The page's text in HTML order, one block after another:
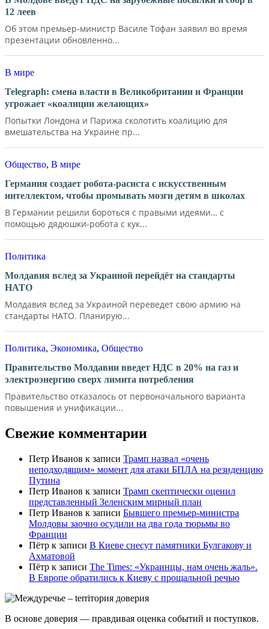
12 леев
Об этом премьер-министр Василе Тофан заявил во время
презентации обновленно...
В мире
Telegraph: смена власти в Великобритании и Франции
угрожает «коалиции желающих»
Попытки Лондона и Парижа сколотить коалицию для
вмешательства на Украине пр...
Общество, В мире
Германия создает робота-расиста с искусственным
интеллектом, чтобы промывать мозги детям в школах
В Германии решили бороться с правыми идеями… с
помощью дядюшки-робота с кук...
Политика
Молдавия вслед за Украиной перейдёт на стандарты
НАТО
Молдавия вслед за Украиной переведет свою армию на
стандарты НАТО. Планирую...
Политика, Экономика, Общество
Правительство Молдавии введет НДС в 20% на газ и
электроэнергию сверх лимита потребления
Правительство отказалось от первоначального варианта
повышения и унификации...
Свежие комментарии
Петр Иванов к записи Трамп назвал «очень
неподходящим» момент для атаки БПЛА на резиденцию
Путина
Петр Иванов к записи Трамп скептически оценил
представленный Зеленским мирный план
Петр Иванов к записи Бывшего премьер-министра
Молдовы заочно осудили на два года тюрьмы во
Франции
Пётр к записи В Киеве снесут памятники Булгакову и
Ахматовой
Пётр к записи Тhe Times: «Украинцы, нам очень жаль».
В Европе обратились к Киеву с прощальной речью
В основе доверия — правдивая оценка событий и поступков.